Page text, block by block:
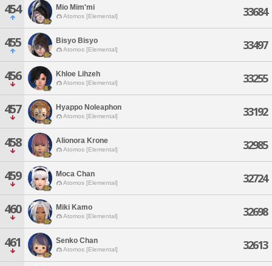
454 Mio Mim'mi
Atomos [Elemental] 33684
455 Bisyo Bisyo
Atomos [Elemental] 33497
456 Khloe Lihzeh
Atomos [Elemental] 33255
457 Hyappo Noleaphon
Atomos [Elemental] 33192
458 Alionora Krone
Atomos [Elemental] 32985
459 Moca Chan
Atomos [Elemental] 32724
460 Miki Kamo
Atomos [Elemental] 32698
461 Senko Chan
Atomos [Elemental] 32613